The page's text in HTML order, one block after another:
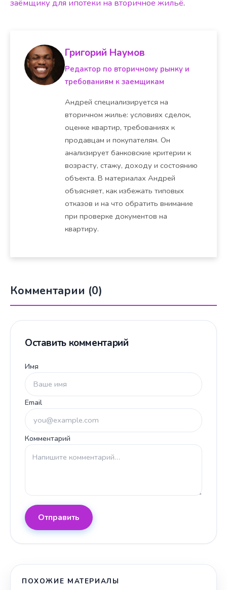
заёмщику для ипотеки на вторичное жильё.
Григорий Наумов
Редактор по вторичному рынку и
требованиям к заемщикам
Андрей специализируется на
вторичном жилье: условиях сделок,
оценке квартир, требованиях к
продавцам и покупателям. Он
анализирует банковские критерии к
возрасту, стажу, доходу и состоянию
объекта. В материалах Андрей
объясняет, как избежать типовых
отказов и на что обратить внимание
при проверке документов на
квартиру.
Комментарии (0)
Оставить комментарий
Имя
Email
Комментарий
Отправить
ПОХОЖИЕ МАТЕРИАЛЫ